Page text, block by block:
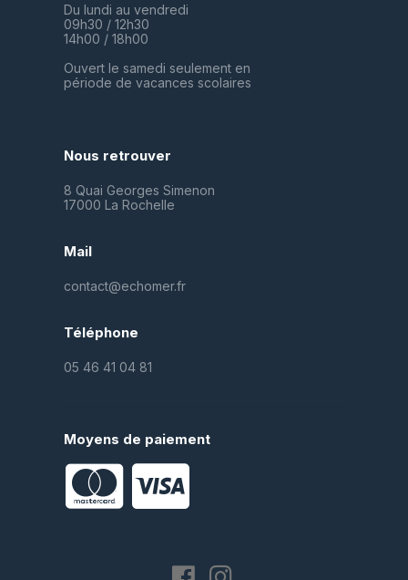
Du lundi au vendredi
09h30 / 12h30
14h00 / 18h00
Ouvert le samedi seulement en
période de vacances scolaires
Nous retrouver
8 Quai Georges Simenon
17000 La Rochelle
Mail
contact@echomer.fr
Téléphone
05 46 41 04 81
Moyens de paiement